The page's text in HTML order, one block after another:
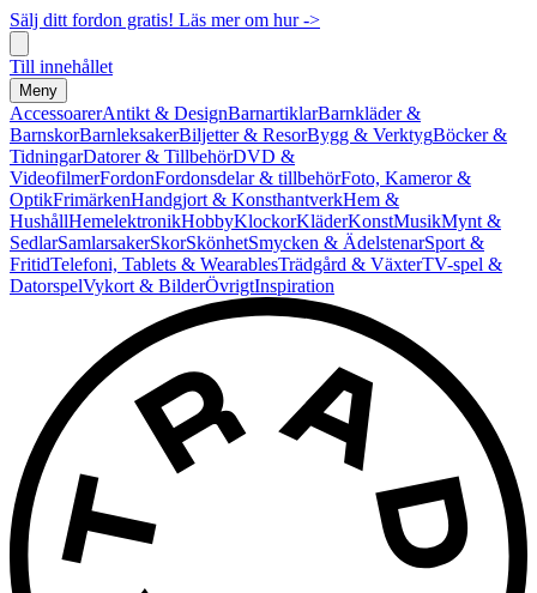
Sälj ditt fordon gratis! Läs mer om hur ->
Till innehållet
Meny
AccessoarerAntikt & DesignBarnartiklarBarnkläder &
BarnskorBarnleksakerBiljetter & ResorBygg & VerktygBöcker &
TidningarDatorer & TillbehörDVD &
VideofilmerFordonFordonsdelar & tillbehörFoto, Kameror &
OptikFrimärkenHandgjort & KonsthantverkHem &
HushållHemelektronikHobbyKlockorKläderKonstMusikMynt &
SedlarSamlarsakerSkorSkönhetSmycken & ÄdelstenarSport &
FritidTelefoni, Tablets & WearablesTrädgård & VäxterTV-spel &
DatorspelVykort & BilderÖvrigtInspiration